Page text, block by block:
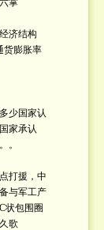
掌
济结构
货膨胀率
少国家认
家承认
。
打援，中
与军工产
状包围圈
歌